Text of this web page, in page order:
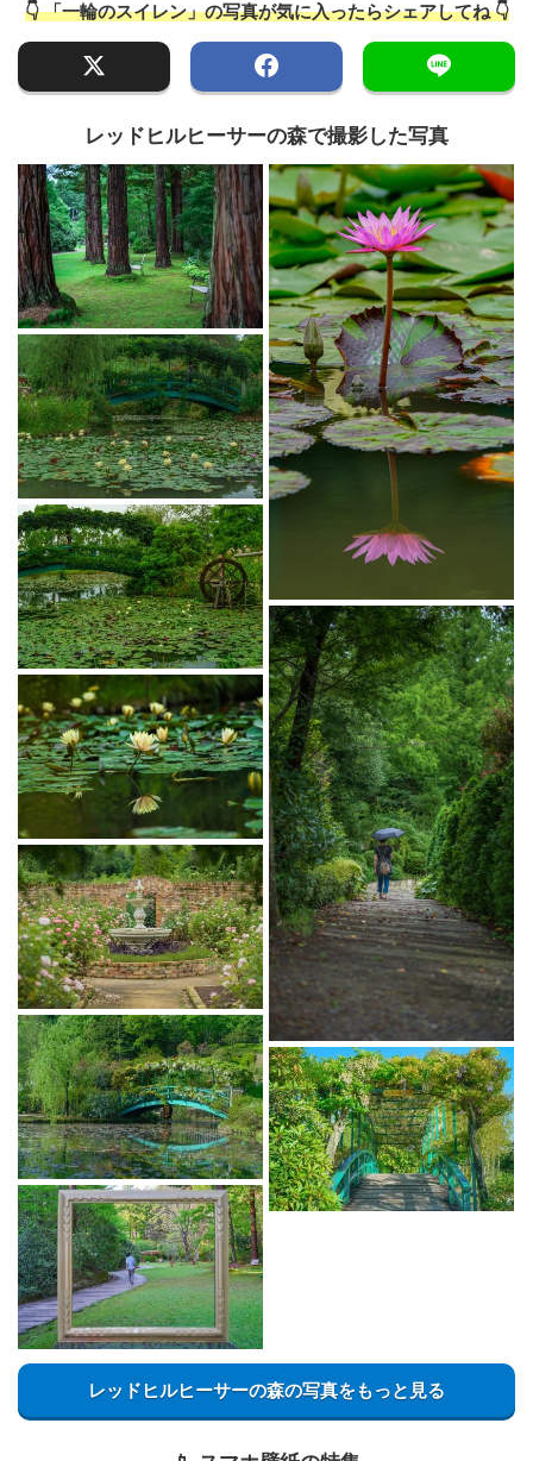
👇 「一輪のスイレン」の写真が気に入ったらシェアしてね 👇
レッドヒルヒーサーの森で撮影した写真
レッドヒルヒーサーの森の写真をもっと見る